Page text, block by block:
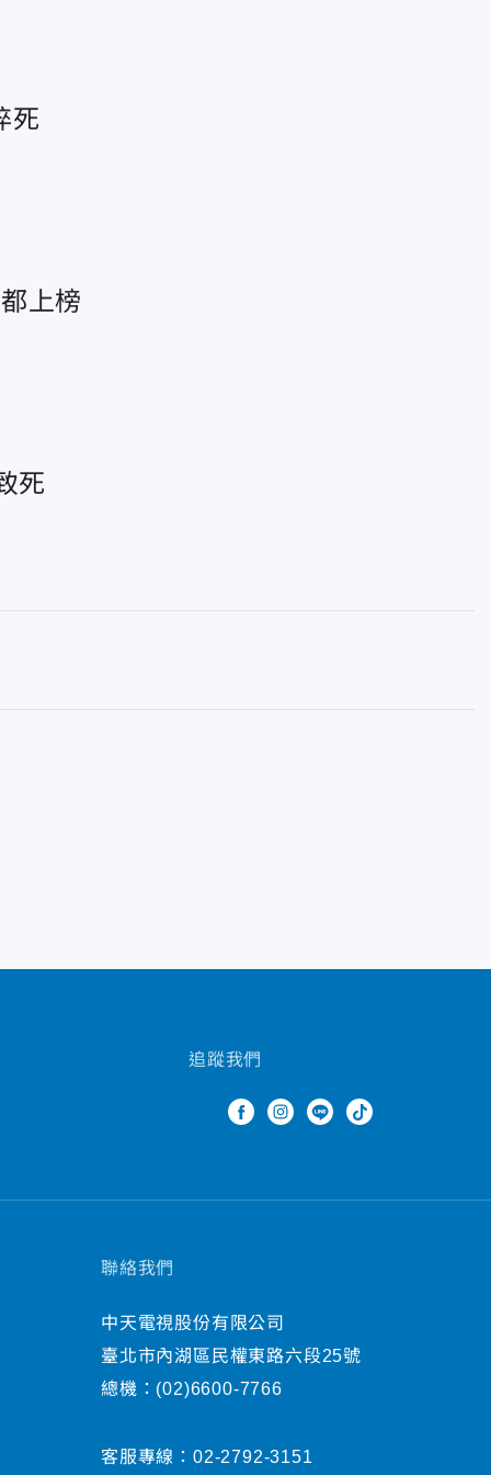
死
上榜
死
追蹤我們
聯絡我們
中天電視股份有限公司
臺北市內湖區民權東路六段25號
總機： (02)6600-7766
客服專線： 02-2792-3151